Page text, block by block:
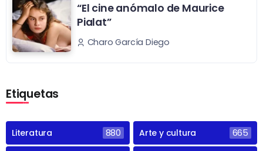
“El cine anómalo de Maurice
Pialat”
Charo García Diego
Etiquetas
Literatura 880 Arte y cultura 665